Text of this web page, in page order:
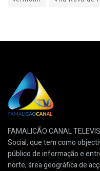
FAMALICÃO CANAL
Social, que tem como
público de informação e
norte, área geográfica de